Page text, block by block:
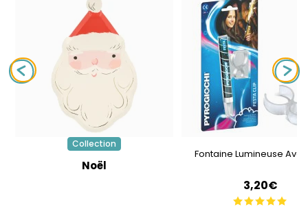
Collection
Noël
Fontaine Lumineuse
3,20€